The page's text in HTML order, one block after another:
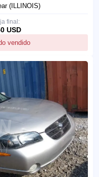
(ILLINOIS)
vendido
final:
USD